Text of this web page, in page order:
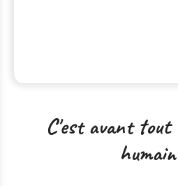
C'est avant tout